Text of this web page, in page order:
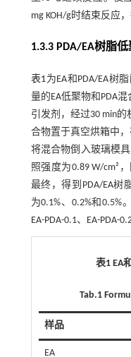
mg KOH/g时结束反应
1.3.3 PDA/EA树脂
表1为EA和PDA/EA树
量的EA低聚物和PDA
引发剂，经过30 min
合物置于真空烘箱中
将混合物倒入玻璃模
照强度为0.89 W/cm²
最终，得到PDA/EA树
为0.1%、0.2%和0.5%
EA-PDA-0.1、EA-PDA-
表1 EA
Tab.1
样品
EA